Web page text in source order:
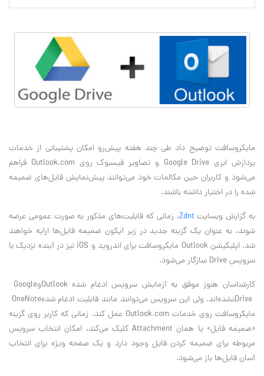
مایکروسافت توضیح داد طی چند هفته پیش‌رو امکان پشتیبانی از خدمات
پردازش ابریGoogle Drive و تصاویر فیسبوک روی Outlook.com فراهم
می‌شود و کاربران حین مکالمات خود می‌توانند پیش‌نمایش فایل‌های ضمیمه
شده را در اختیار داشته باشند.
به گزارش وبسایت Zdnt، زمانی که قابلیت‌های مذکور به صورت عمومی عرضه
شوند، به عنوان یک گزینه جدید در زیر آیکون ضمیمه فایل‌ها ارایه خواهند
شد. اپلیکیشن Outlook مایکروسافت برای اندروید و iOS نیز در‌ آینده نزدیک با
سرویس‌Drive سازگار می‌شود.
کارشناسان هنوز موفق به آزمایش سرویس ادغام شدهOutlookوGoogle
Driveنشده‌اند. ولی این سرویس می‌توانند مانند قابلیت ادغام شدهOneNote
مایکروسافت روی خدمات Outlook.comعمل کند. زمانی که کاربر روی گزینه
«ضمیمه فایل» یا همانAttachmentکلیک می‌کند، امکان انتخاب سرویس
مربوطه برای ضمیمه کردن فایل وجود دارد و یک صفحه ویژه برای انتخاب
آسان فایل‌ها باز می‌شود.